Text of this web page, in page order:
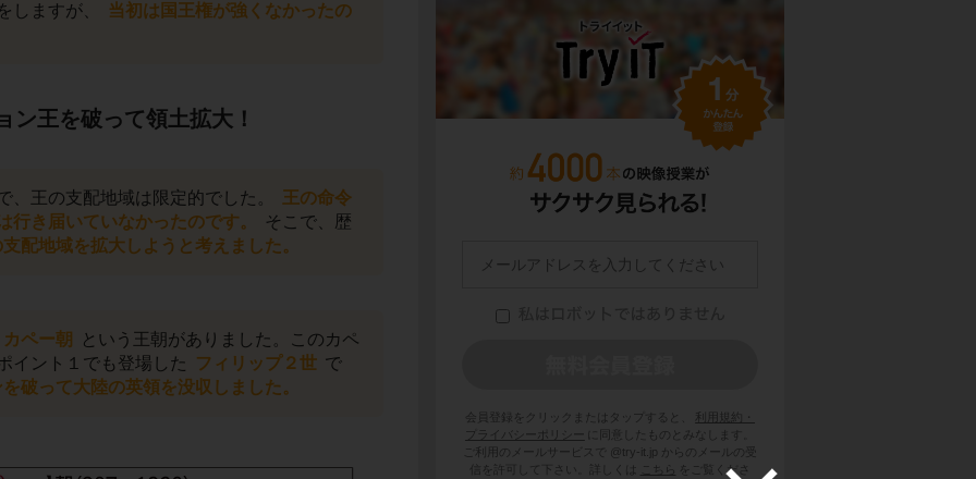
しますが、
当初は国王権が強くなかったの
ン王を破って領土拡大！
、王の支配地域は限定的でした。
王の命令
行き届いていなかったのです。
そこで、歴
配地域を拡大しようと考えました。
カペー朝
という王朝がありました。このカペ
イント１でも登場した
フィリップ２世 で
破って大陸の英領を没収しました。
会員登録をクリックまたはタップすると、
利用規約・
プライバシーポリシー
に同意したものとみなします。
ご利用のメールサービスで @try-it.jp からのメールの受
信を許可して下さい。詳しくは
こちら
をご覧くださ